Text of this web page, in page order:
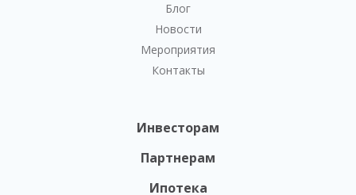
Блог
Новости
Мероприятия
Контакты
Инвесторам
Партнерам
Ипотека